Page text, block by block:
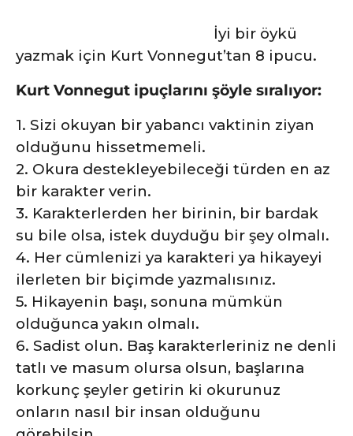
n
e
İyi bir öykü
yazmak için Kurt Vonnegut’tan 8 ipucu.
Kurt Vonnegut ipuçlarını şöyle sıralıyor:
1. Sizi okuyan bir yabancı vaktinin ziyan
olduğunu hissetmemeli.
2. Okura destekleyebileceği türden en az
bir karakter verin.
3. Karakterlerden her birinin, bir bardak
su bile olsa, istek duyduğu bir şey olmalı.
4. Her cümlenizi ya karakteri ya hikayeyi
ilerleten bir biçimde yazmalısınız.
5. Hikayenin başı, sonuna mümkün
olduğunca yakın olmalı.
6. Sadist olun. Baş karakterleriniz ne denli
tatlı ve masum olursa olsun, başlarına
korkunç şeyler getirin ki okurunuz
onların nasıl bir insan olduğunu